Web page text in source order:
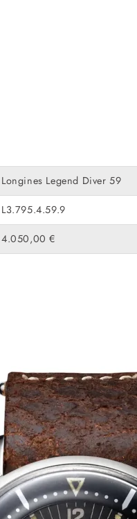
Longines Legend Diver 59
L3.795.4.59.9
4.050,00 €